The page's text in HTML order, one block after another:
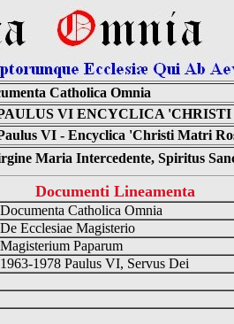
Catholica Omnia
VI ENCYCLICA
VI - Encyclica 'Christi Matri
Maria Intercedente, Spiritus
Documenti Lineamenta
Catholica Omnia
Ecclesiae Magisterio
Paparum
1978 Paulus VI, Servus Dei